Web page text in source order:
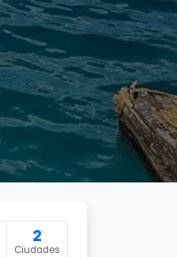
2
Ciudades